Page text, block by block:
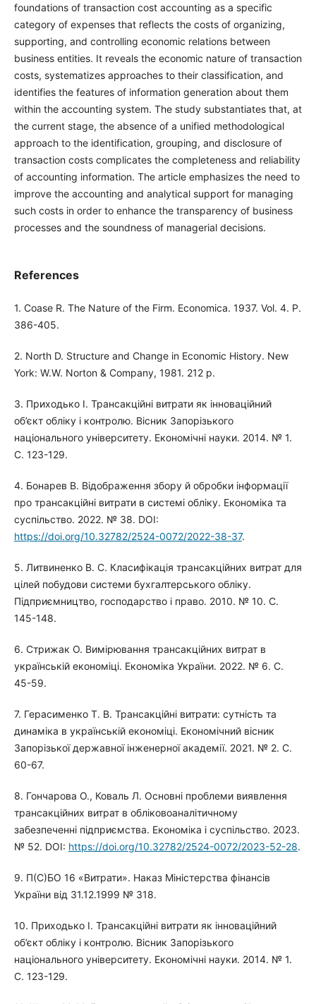
foundations of transaction cost accounting as a specific
category of expenses that reflects the costs of organizing,
supporting, and controlling economic relations between
business entities. It reveals the economic nature of transaction
costs, systematizes approaches to their classification, and
identifies the features of information generation about them
within the accounting system. The study substantiates that, at
the current stage, the absence of a unified methodological
approach to the identification, grouping, and disclosure of
transaction costs complicates the completeness and reliability
of accounting information. The article emphasizes the need to
improve the accounting and analytical support for managing
such costs in order to enhance the transparency of business
processes and the soundness of managerial decisions.
References
1. Coase R. The Nature of the Firm. Economica. 1937. Vol. 4. P.
386-405.
2. North D. Structure and Change in Economic History. New
York: W.W. Norton & Company, 1981. 212 p.
3. Приходько І. Трансакційні витрати як інноваційний
об’єкт обліку і контролю. Вісник Запорізького
національного університету. Економічні науки. 2014. № 1.
С. 123-129.
4. Бонарев В. Відображення збору й обробки інформації
про трансакційні витрати в системі обліку. Економіка та
суспільство. 2022. № 38. DOI:
https://doi.org/10.32782/2524-0072/2022-38-37.
5. Литвиненко В. С. Класифікація трансакційних витрат для
цілей побудови системи бухгалтерського обліку.
Підприємництво, господарство і право. 2010. № 10. С.
145-148.
6. Стрижак О. Вимірювання трансакційних витрат в
українській економіці. Економіка України. 2022. № 6. С.
45-59.
7. Герасименко Т. В. Трансакційні витрати: сутність та
динаміка в українській економіці. Економічний вісник
Запорізької державної інженерної академії. 2021. № 2. С.
60-67.
8. Гончарова О., Коваль Л. Основні проблеми виявлення
трансакційних витрат в обліковоаналітичному
забезпеченні підприємства. Економіка і суспільство. 2023.
№ 52. DOI: https://doi.org/10.32782/2524-0072/2023-52-28.
9. П(С)БО 16 «Витрати». Наказ Міністерства фінансів
України від 31.12.1999 № 318.
10. Приходько І. Трансакційні витрати як інноваційний
об’єкт обліку і контролю. Вісник Запорізького
національного університету. Економічні науки. 2014. № 1.
С. 123-129.